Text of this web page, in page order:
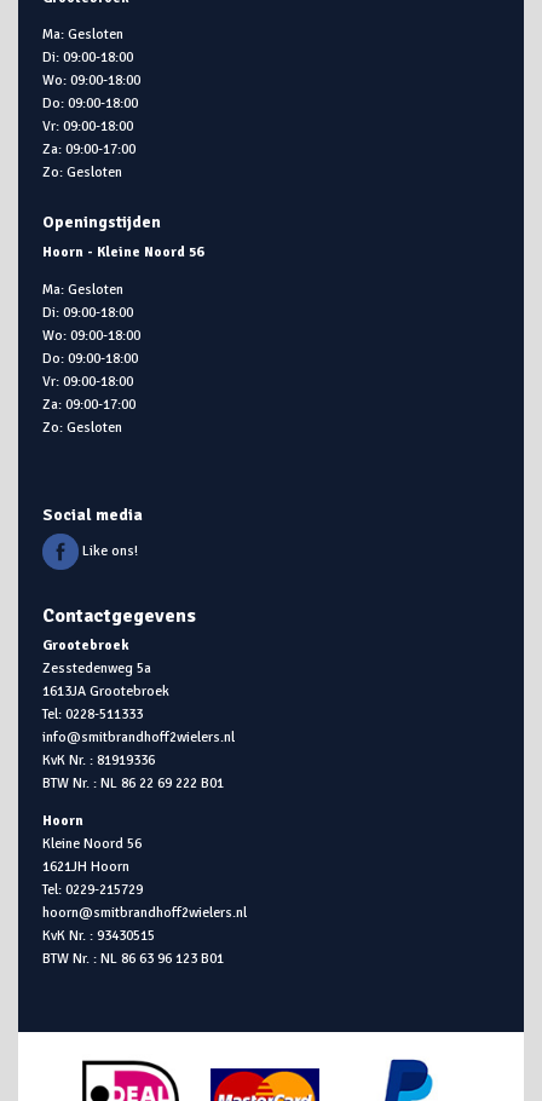
Ma: Gesloten
Di: 09:00-18:00
Wo: 09:00-18:00
Do: 09:00-18:00
Vr: 09:00-18:00
Za: 09:00-17:00
Zo: Gesloten
Openingstijden
Hoorn - Kleine Noord 56
Ma: Gesloten
Di: 09:00-18:00
Wo: 09:00-18:00
Do: 09:00-18:00
Vr: 09:00-18:00
Za: 09:00-17:00
Zo: Gesloten
Social media
Like ons!
Contactgegevens
Grootebroek
Zesstedenweg 5a
1613JA Grootebroek
Tel: 0228-511333
info@smitbrandhoff2wielers.nl
KvK Nr. : 81919336
BTW Nr. : NL 86 22 69 222 B01
Hoorn
Kleine Noord 56
1621JH Hoorn
Tel: 0229-215729
hoorn@smitbrandhoff2wielers.nl
KvK Nr. : 93430515
BTW Nr. : NL 86 63 96 123 B01